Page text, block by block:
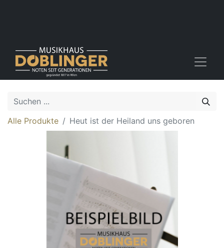
Alle Produkte Heut ist der Heiland uns geboren